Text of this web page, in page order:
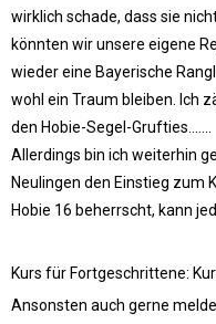
wirklich schade, dass sie
könnten wir unsere eigene
wieder eine Bayerische
wohl ein Traum bleiben. Ich
den Hobie-Segel-Grufties…….
Allerdings bin ich weiterhin
Neulingen den Einstieg zum
Hobie 16 beherrscht, kann
Kurs für Fortgeschrittene:
Ansonsten auch gerne